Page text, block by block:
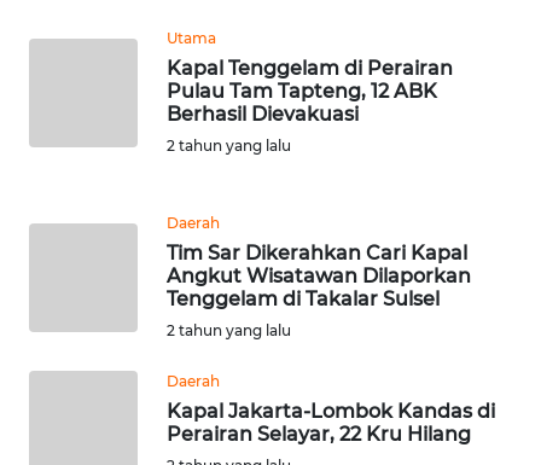
Utama
Kapal Tenggelam di Perairan
Pulau Tam Tapteng, 12 ABK
Berhasil Dievakuasi
2 tahun yang lalu
Daerah
Tim Sar Dikerahkan Cari Kapal
Angkut Wisatawan Dilaporkan
Tenggelam di Takalar Sulsel
2 tahun yang lalu
Daerah
Kapal Jakarta-Lombok Kandas di
Perairan Selayar, 22 Kru Hilang
KEPRI